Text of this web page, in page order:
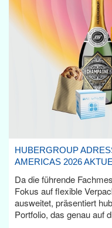
HUBERGROUP
AMERICAS 2026
Da die führende
Fokus auf flexible
ausweitet, präsentiert
Portfolio, das genau auf